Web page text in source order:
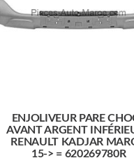
ENJOLIVEUR PARE
AVANT ARGENT
RENAULT KADJAR
15-> = 620269780R